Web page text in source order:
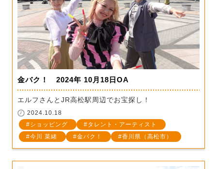
金バク！ 2024年 10月18日OA
エルフさんとJR高松駅周辺でお宝探し！
2024.10.18
ショッピング
タレント・アーティスト
今川 菜緒
金バク！ 香川県（高松市）